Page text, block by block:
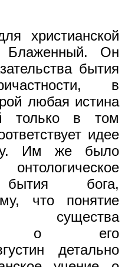
христианской
Блаженный. Он
бытия
в
любая истина
только в том
идее
Им же было
бытия бога,
что понятие
существа
о его
детально